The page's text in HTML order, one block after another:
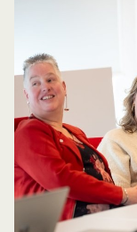
Agenda
Nieuws
Opleiding
Kennis &